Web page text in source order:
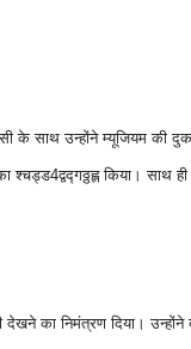
के साथ उन्होंने म्यूजियम की
किया। साथ
का निमंत्रण दिया। उन्होंने